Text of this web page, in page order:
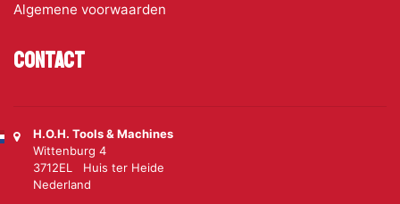
Algemene voorwaarden
Contact
H.O.H. Tools & Machines
Wittenburg 4
3712EL Huis ter Heide
Nederland